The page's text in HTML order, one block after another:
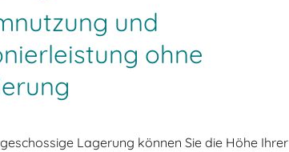
und
ohne
Lagerung können Sie die Höhe Ihrer